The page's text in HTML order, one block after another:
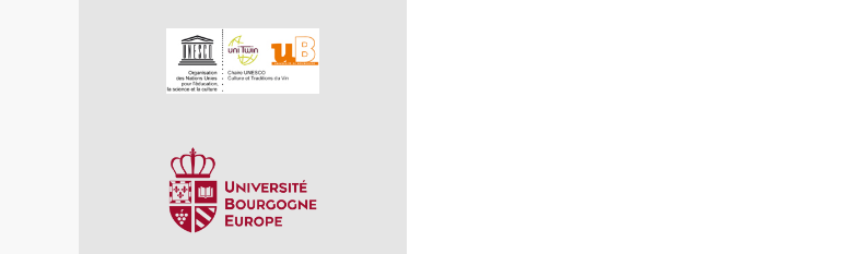
Affiliations/partenaires